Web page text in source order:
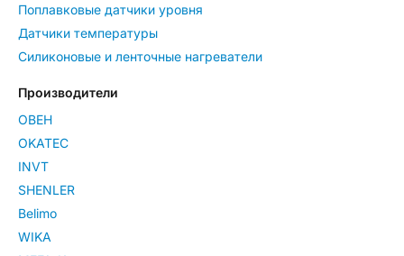
Поплавковые датчики уровня
Датчики температуры
Силиконовые и ленточные нагреватели
Производители
ОВЕН
OKATEC
INVT
SHENLER
Belimo
WIKA